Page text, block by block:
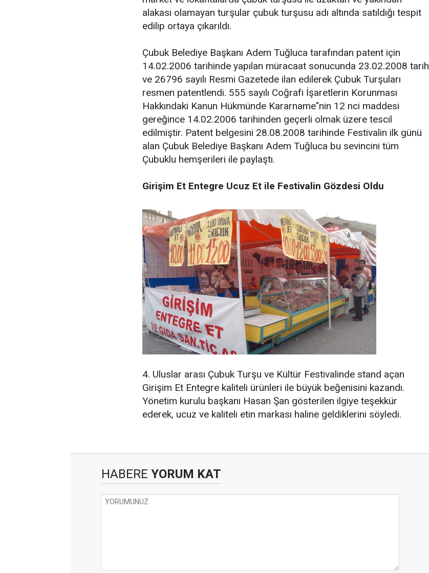
alakası olamayan turşular çubuk turşusu adı altında satıldığı tespit
edilip ortaya çıkarıldı.
Çubuk Belediye Başkanı Adem Tuğluca tarafından patent için
14.02.2006 tarihinde yapılan müracaat sonucunda 23.02.2008 tarih
ve 26796 sayılı Resmi Gazetede ilan edilerek Çubuk Turşuları
resmen patentlendi. 555 sayılı Coğrafi İşaretlerin Korunması
Hakkındaki Kanun Hükmünde Kararname"nin 12 nci maddesi
gereğince 14.02.2006 tarihinden geçerli olmak üzere tescil
edilmiştir. Patent belgesini 28.08.2008 tarihinde Festivalin ilk günü
alan Çubuk Belediye Başkanı Adem Tuğluca bu sevincini tüm
Çubuklu hemşerileri ile paylaştı.
Girişim Et Entegre Ucuz Et ile Festivalin Gözdesi Oldu
4. Uluslar arası Çubuk Turşu ve Kültür Festivalinde stand açan
Girişim Et Entegre kaliteli ürünleri ile büyük beğenisini kazandı.
Yönetim kurulu başkanı Hasan Şan gösterilen ilgiye teşekkür
ederek, ucuz ve kaliteli etin markası haline geldiklerini söyledi.
HABERE YORUM KAT